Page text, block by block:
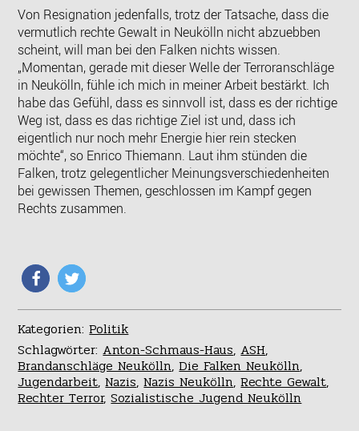
Von Resignation jedenfalls, trotz der Tatsache, dass die
vermutlich rechte Gewalt in Neukölln nicht abzuebben
scheint, will man bei den Falken nichts wissen.
„Momentan, gerade mit dieser Welle der Terroranschläge
in Neukölln, fühle ich mich in meiner Arbeit bestärkt. Ich
habe das Gefühl, dass es sinnvoll ist, dass es der richtige
Weg ist, dass es das richtige Ziel ist und, dass ich
eigentlich nur noch mehr Energie hier rein stecken
möchte“, so Enrico Thiemann. Laut ihm stünden die
Falken, trotz gelegentlicher Meinungsverschiedenheiten
bei gewissen Themen, geschlossen im Kampf gegen
Rechts zusammen.
Kategorien:Politik
Schlagwörter:Anton-Schmaus-Haus,ASH,
Brandanschläge Neukölln,Die Falken Neukölln,
Jugendarbeit,Nazis,Nazis Neukölln,Rechte Gewalt,
Rechter Terror,Sozialistische Jugend Neukölln